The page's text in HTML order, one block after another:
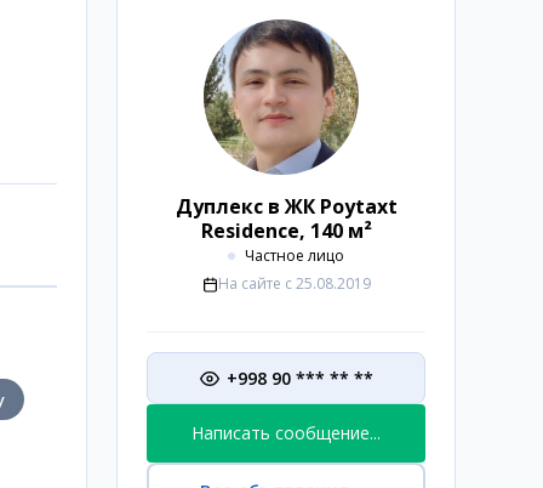
Дуплекс в ЖК Poytaxt
Residence, 140 м²
Частное лицо
На сайте с 25.08.2019
+998 90 *** ** **
Написать сообщение...